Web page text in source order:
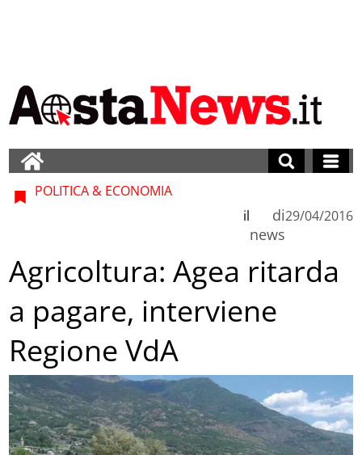
POLITICA & ECONOMIA
di
news
il 29/04/2016
Agricoltura: Agea ritarda
a pagare, interviene
Regione VdA